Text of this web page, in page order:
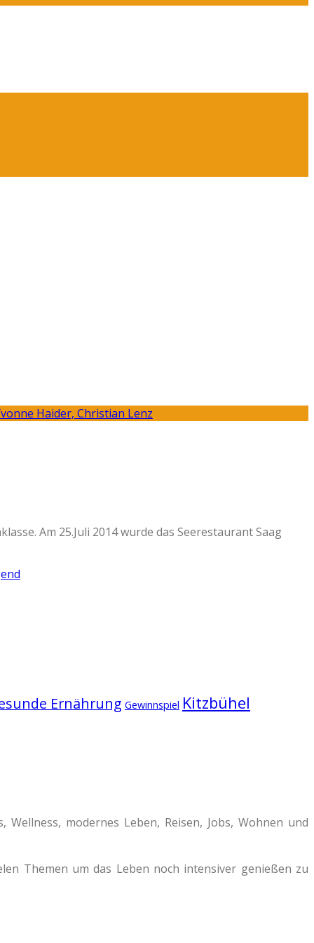
Am 25.Juli 2014 wurde das Seerestaurant Saag
Ernährung Gewinnspiel Kitzbühel
modernes Leben, Reisen, Jobs, Wohnen und
Themen um das Leben noch intensiver genießen zu